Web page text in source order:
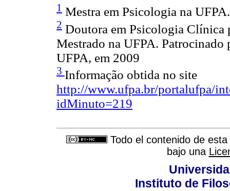
1 Mestra em Psicologia na UFPA.
2 Doutora em Psicologia Clínica
Mestrado na UFPA. Patrocinado
UFPA, em 2009
3 Informação obtida no site
http://www.ufpa.br/portalufpa/
idMinuto=219
Todo el contenido de
bajo una
Instituto de